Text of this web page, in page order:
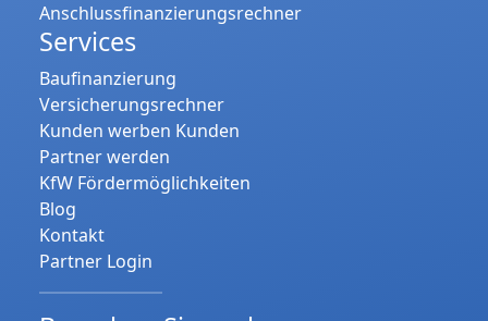
Anschlussfinanzierungsrechner
Services
Baufinanzierung
Versicherungsrechner
Kunden werben Kunden
Partner werden
KfW Fördermöglichkeiten
Blog
Kontakt
Partner Login